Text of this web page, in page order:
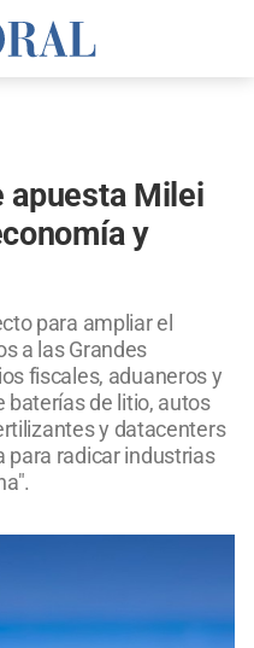
apuesta Milei
y
para ampliar el
a las Grandes
fiscales, aduaneros y
baterías de litio, autos
y datacenters
para radicar industrias